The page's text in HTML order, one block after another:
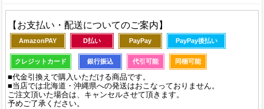
【お支払い・配送についてのご案内】
AmazonPAY D払い PayPay PayPay後払い
クレジットカード 銀行振込 代引可能 同梱可能
■代金引換えで購入いただける商品です。
■当店では北海道・沖縄県への発送はおこなっておりません。
ご注文頂いた場合は、キャンセルさせて頂きます。
予めご了承ください。